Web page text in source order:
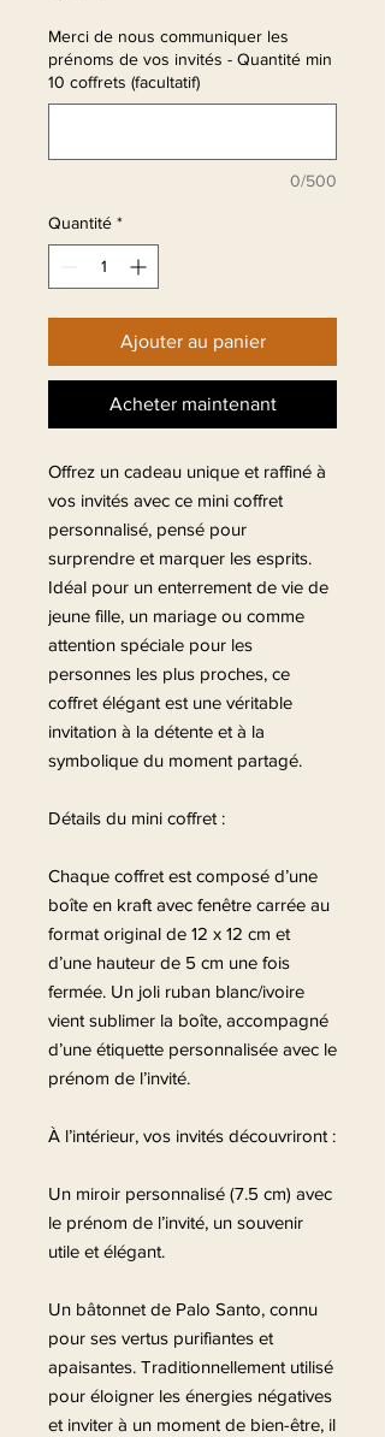
Merci de nous communiquer les
prénoms de vos invités - Quantité min
10 coffrets (facultatif)
0/500
Quantité *
Ajouter au panier
Acheter maintenant
Offrez un cadeau unique et raffiné à
vos invités avec ce mini coffret
personnalisé, pensé pour
surprendre et marquer les esprits.
Idéal pour un enterrement de vie de
jeune fille, un mariage ou comme
attention spéciale pour les
personnes les plus proches, ce
coffret élégant est une véritable
invitation à la détente et à la
symbolique du moment partagé.
Détails du mini coffret :
Chaque coffret est composé d’une
boîte en kraft avec fenêtre carrée au
format original de 12 x 12 cm et
d’une hauteur de 5 cm une fois
fermée. Un joli ruban blanc/ivoire
vient sublimer la boîte, accompagné
d’une étiquette personnalisée avec le
prénom de l’invité.
À l’intérieur, vos invités découvriront :
Un miroir personnalisé (7.5 cm) avec
le prénom de l’invité, un souvenir
utile et élégant.
Un bâtonnet de Palo Santo, connu
pour ses vertus purifiantes et
apaisantes. Traditionnellement utilisé
pour éloigner les énergies négatives
et inviter à un moment de bien-être, il